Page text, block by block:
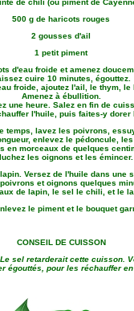
de chili (ou piment de
500 g de haricots rouges
2 gousses d'ail
1 petit piment
d'eau froide et amenez
cuire 10 minutes, égouttez.
froide, ajoutez l'ail, le thym,
Amenez à ébullition.
une heure. Salez en fin de
l'huile, puis faites-y
temps, lavez les poivrons,
enlevez le pédoncule,
en morceaux de quelques
les oignons et les émincer.
Versez de l'huile dans une
et oignons quelques
de lapin, le sel le chili, et le
le piment et le bouquet
CONSEIL DE CUISSON
sel retarderait cette cuisson.
égouttés, pour les réchauffer